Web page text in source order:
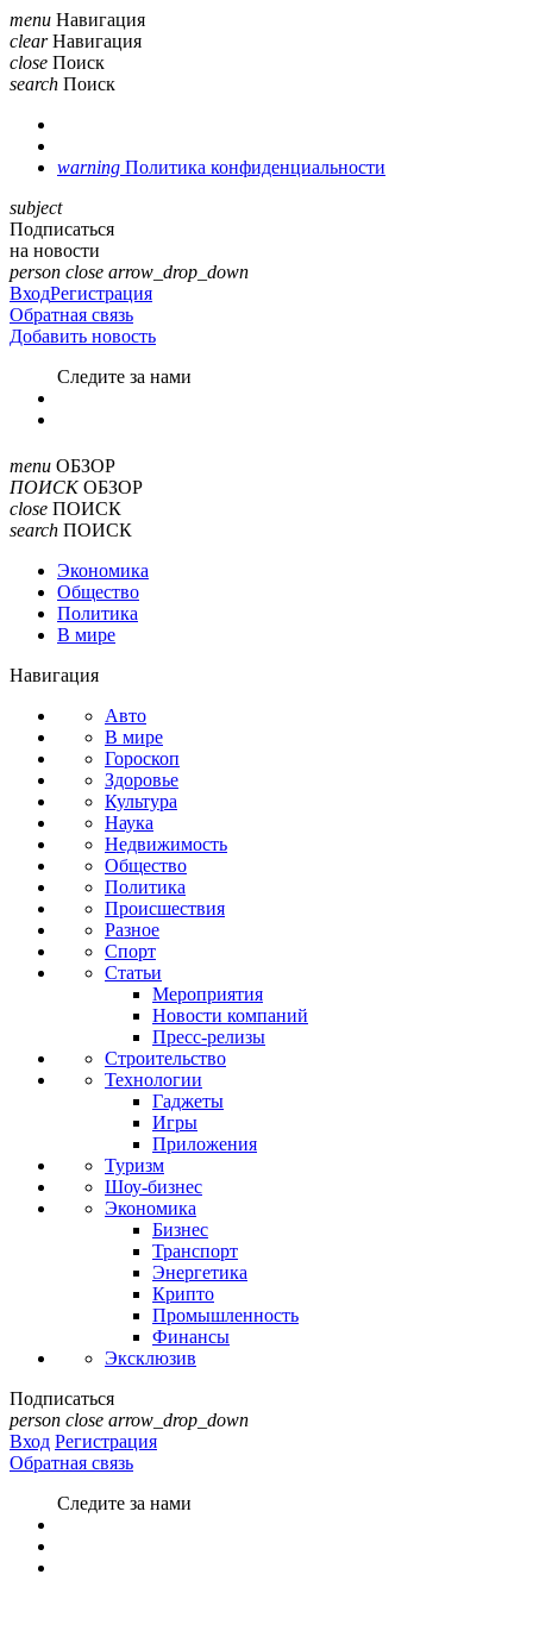
menu Навигация
clear Навигация
close Поиск
search Поиск
warning Политика конфиденциальности
subject
Подписаться
на новости
person close arrow_drop_down
ВходРегистрация
Обратная связь
Добавить новость
Cледите за нами
menu ОБЗОР
ПОИСК ОБЗОР
close ПОИСК
search ПОИСК
Экономика
Общество
Политика
В мире
Навигация
Авто
В мире
Гороскоп
Здоровье
Культура
Наука
Недвижимость
Общество
Политика
Происшествия
Разное
Спорт
Статьи
Мероприятия
Новости компаний
Пресс-релизы
Строительство
Технологии
Гаджеты
Игры
Приложения
Туризм
Шоу-бизнес
Экономика
Бизнес
Транспорт
Энергетика
Крипто
Промышленность
Финансы
Эксклюзив
Подписаться
person close arrow_drop_down
Вход Регистрация
Обратная связь
Следите за нами